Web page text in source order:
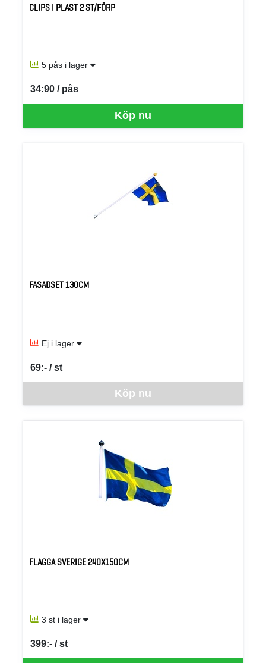
CLIPS I PLAST 2 ST/FÖRP
5 pås i lager
Köp nu
34:90 / pås
SEK per PÅS
FASADSET 130CM
Ej i lager
Köp nu
69:- / st
SEK per ST
FLAGGA SVERIGE 240X150CM
3 st i lager
399:- / st
SEK per ST